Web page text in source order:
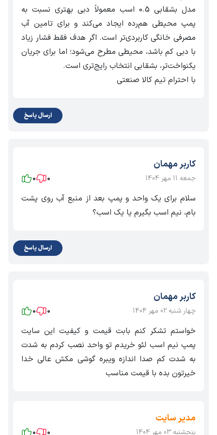
است. ساختمان داخلی موتورهای تک فاز از دو قسمت تشکیل‌
شده است یک قسمت ساکن (استاتور) و یک قسمت گردان
دارند.
کاراییموتور تک فازهمانند موتورهای سه فاز بر اساس خاصیت
قابل راه اندازی است که دارای توان نیم اسب بخار (0.37
کیلووات) و ماکزیمم دبی (آبدهی) 90 لیتر بر دقیقه (5.4
مناسب نیست.
گفته می‌شود که در زمانی معین از یک مقطع هیدرولیکی ثابت و
مدل بشقابی 0.5 اسب معمولاً دبی بهتری نسبت به
پمپ محیطی هم‌رده ایجاد می‌کند و برای تامین آب
مصرفی خانگی کاربردی‌تر است. اگر هدف فقط فشار زیاد
با دبی کم باشد، محیطی مطرح می‌شود؛ اما برای جریان
یکنواخت‌تر، بشقابی انتخاب رایج‌تری است.
با احترام تیم کالا صنعتی
ارسال پاسخ
کاربر مهمان
جمعه 11 مهر 1404 0
0
سلام برای یک واحد و پمپ بعد از منبع آب روی پشت
بام، نیم اسب بگیرم یا یک اسب؟
ارسال پاسخ
کاربر مهمان
چهار شنبه 02 مهر 1404 0
0
خواستم تشکر کنم بابت قیمت و کیفیت این سایت
پمپ نیم اسب لئو خریدم تو واحد نصب کردم به شدت
به شدت کم صدا اندازه ویبره گوشی مکش عالی خدا
خیرتون بده با قیمت مناسب
مدیر سایت
پنجشنبه 03 مهر 1404 0
0